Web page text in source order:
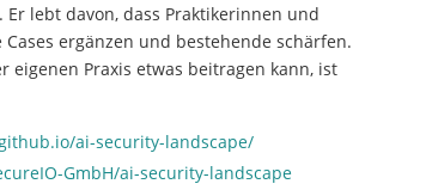
Er lebt davon, dass Praktikerinnen und
ergänzen und bestehende schärfen.
Praxis etwas beitragen kann, ist
ai-security-landscape/
GmbH/ai-security-landscape